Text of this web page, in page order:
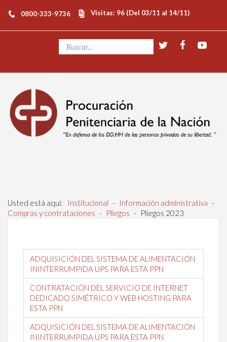
0800-333-9736 Visitas: 96 (Del 03/11 al 14/11)
Usted está aquí: Institucional - Información administrativa -
Compras y contrataciones - Pliegos - Pliegos 2023
ADQUISICIÓN DEL SISTEMA DE ALIMENTACIÓN
ININTERRUMPIDA UPS PARA ESTA PPN
CONTRATACIÓN DEL SERVICIO DE INTERNET
DEDICADO SIMÉTRICO Y WEB HOSTING PARA
ESTA PPN
ADQUISICIÓN DEL SISTEMA DE ALIMENTACIÓN
ININTERRUMPIDA UPS PARA ESTA PPN